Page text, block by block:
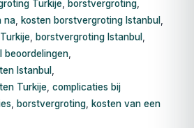
Turkije, borstvergroting,
na
kosten borstvergroting Istanbul
borstvergroting Istanbul
beoordelingen
Istanbul
Turkije complicaties bij
borstvergroting
kosten van een